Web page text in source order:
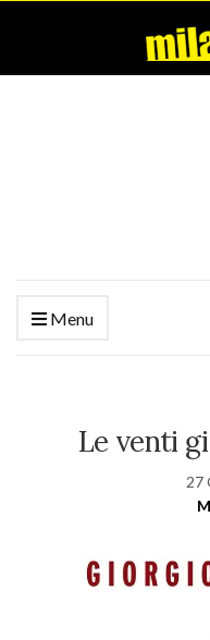
Menu
Le venti
27